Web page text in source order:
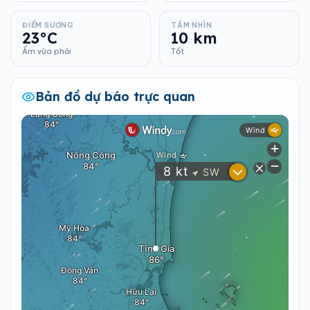
ĐIỂM SƯƠNG
23°C
Ẩm vừa phải
TẦM NHÌN
10 km
Tốt
Bản đồ dự báo trực quan